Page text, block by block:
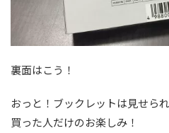
裏面はこう！
おっと！ブックレットは見せら
買った人だけのお楽しみ！